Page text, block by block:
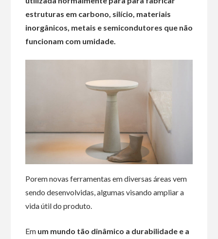
estruturas em carbono, silício, materiais
inorgânicos, metais e semicondutores que não
funcionam com umidade.
Porem novas ferramentas em diversas áreas vem
sendo desenvolvidas, algumas visando ampliar a
vida útil do produto.
Em um mundo tão dinâmico a durabilidade e a